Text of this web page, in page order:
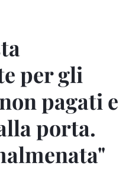
per gli
pagati e
porta.